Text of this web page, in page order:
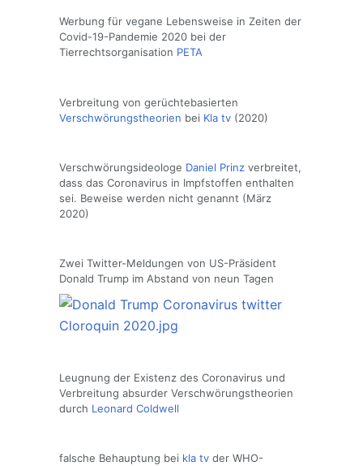
Werbung für vegane Lebensweise in Zeiten der
Covid-19-Pandemie 2020 bei der
Tierrechtsorganisation PETA
Verbreitung von gerüchtebasierten
Verschwörungstheorien bei Kla tv (2020)
Verschwörungsideologe Daniel Prinz verbreitet,
dass das Coronavirus in Impfstoffen enthalten
sei. Beweise werden nicht genannt (März
2020)
Zwei Twitter-Meldungen von US-Präsident
Donald Trump im Abstand von neun Tagen
Leugnung der Existenz des Coronavirus und
Verbreitung absurder Verschwörungstheorien
durch Leonard Coldwell
falsche Behauptung bei kla tv der WHO-